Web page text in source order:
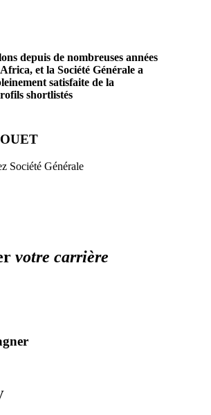
depuis de nombreuses années
et la Société Générale a
satisfaite de la
shortlistés
Société Générale
votre carrière